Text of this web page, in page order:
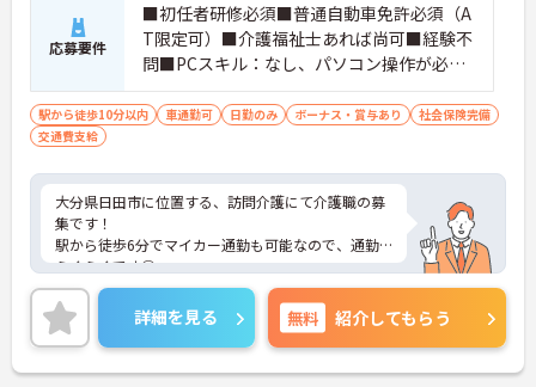
応募要件
■初任者研修必須■普通自動車免許必須（A
T限定可）■介護福祉士あれば尚可■経験不
問■PCスキル：なし、パソコン操作が必要
になった場合は、お教えしますのでご安心
ください。
駅から徒歩10分以内 車通勤可 日勤のみ ボーナス・賞与あり
社会保険完備
交通費支給
大分県日田市に位置する、訪問介護にて介護職の募
集です！
駅から徒歩6分でマイカー通勤も可能なので、通勤
らくらくです◎
また、残業無しなのでワークライフバランスが叶い
ます☆
ご興味のある方には、面接対策ポイントなど、さら
に詳細をご案内しますのでお気軽にご相談くださ
い！
詳細を見る 無料 紹介してもらう